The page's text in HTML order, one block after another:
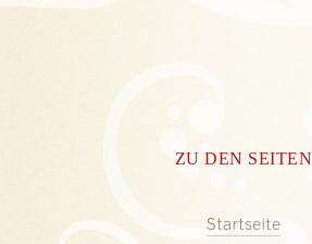
ZU DEN SEITEN
Startseite